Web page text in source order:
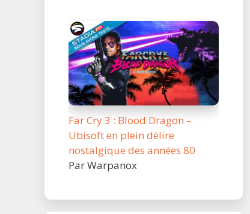
Far Cry 3 : Blood Dragon –
Ubisoft en plein délire
nostalgique des années 80
Par Warpanox